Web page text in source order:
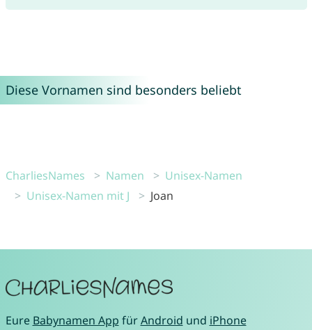
Diese Vornamen sind besonders beliebt
CharliesNames Namen
Unisex-Namen
Unisex-Namen mit J
Joan
Eure Babynamen App fürAndroid und iPhone